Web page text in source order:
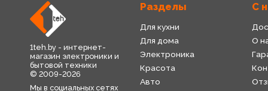
1teh.by - интернет-
магазин электроники и
бытовой техники
© 2009-2026
Мы в социальных сетях
Разделы
Для кухни
Для дома
Электроника
Красота
Авто
С
О